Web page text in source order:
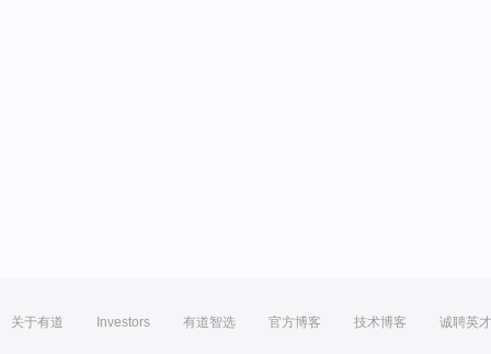
关于有道 Investors 有道智选 官方博客 技术博客 诚聘英才